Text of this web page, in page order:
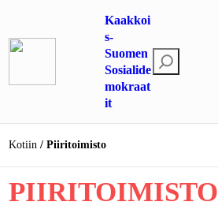
Kaakkoi
s-
Suomen
Sosialide
mokraat
it
t
Kotiin Piiritoimisto
PIIRITOIMISTO